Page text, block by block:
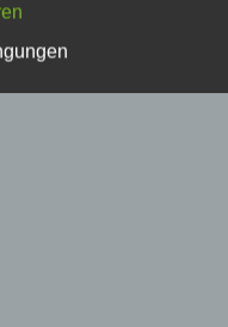
im
die Speicherung, die
Verbreitung